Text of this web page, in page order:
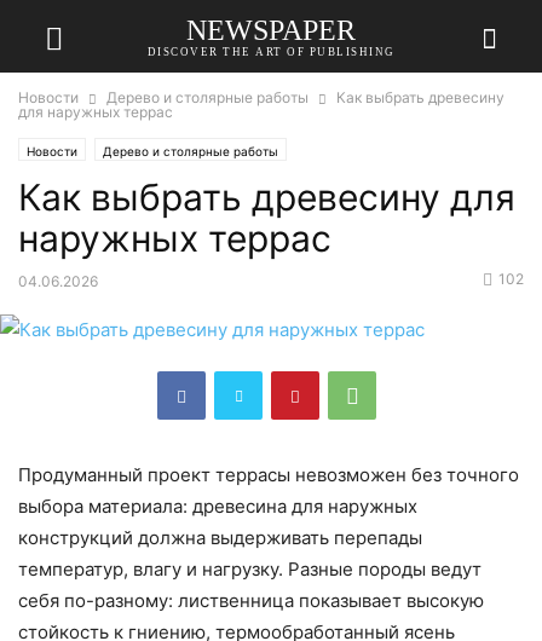
NEWSPAPER
DISCOVER THE ART OF PUBLISHING
Новости Дерево и столярные работы
Как выбрать древесину
для наружных террас
Новости Дерево и столярные работы
Как выбрать древесину для
наружных террас
04.06.2026 102
Продуманный проект террасы невозможен без точного
выбора материала: древесина для наружных
конструкций должна выдерживать перепады
температур, влагу и нагрузку. Разные породы ведут
себя по-разному: лиственница показывает высокую
стойкость к гниению, термообработанный ясень